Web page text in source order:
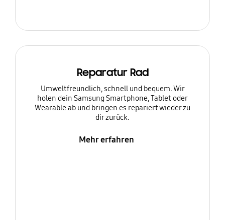
Reparatur Rad
Umweltfreundlich, schnell und bequem. Wir
holen dein Samsung Smartphone, Tablet oder
Wearable ab und bringen es repariert wieder zu
dir zurück.
Mehr erfahren